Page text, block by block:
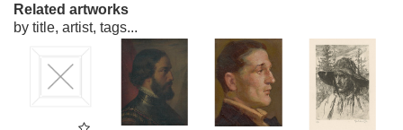
Related artworks
by title, artist, tags...